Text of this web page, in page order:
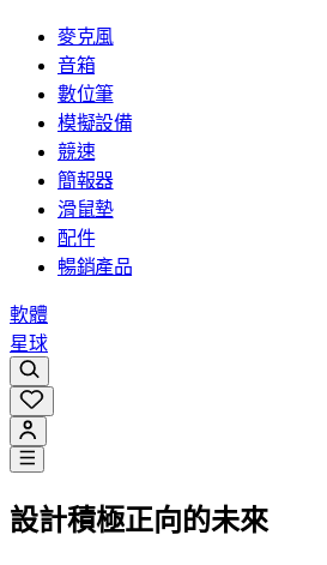
麥克風
音箱
數位筆
模擬設備
競速
簡報器
滑鼠墊
配件
暢銷產品
軟體
星球
設計積極正向的未來